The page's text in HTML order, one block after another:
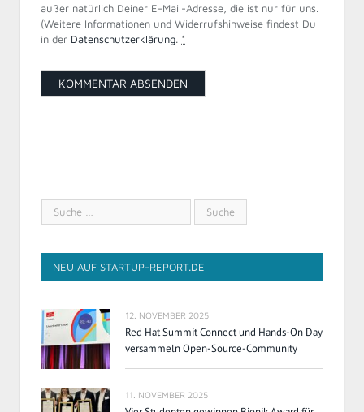
außer natürlich Deiner E-Mail-Adresse, die ist nur für uns.
(Weitere Informationen und Widerrufshinweise findest Du
in der Datenschutzerklärung. *
NEU AUF STARTUP-REPORT.DE
12. NOVEMBER 2025
Red Hat Summit Connect und Hands-On Day
versammeln Open-Source-Community
11. NOVEMBER 2025